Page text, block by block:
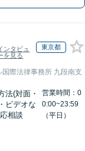
ンタビュ
を見る
東京都
際法律事務所 九段南支
法(対面・
ビデオな
相談
営業時間：0
0:00~23:59
（平日）